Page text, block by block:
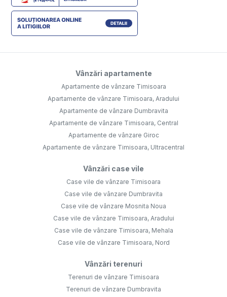
Vânzări apartamente
Apartamente de vânzare Timisoara
Apartamente de vânzare Timisoara, Aradului
Apartamente de vânzare Dumbravita
Apartamente de vânzare Timisoara, Central
Apartamente de vânzare Giroc
Apartamente de vânzare Timisoara, Ultracentral
Vânzări case vile
Case vile de vânzare Timisoara
Case vile de vânzare Dumbravita
Case vile de vânzare Mosnita Noua
Case vile de vânzare Timisoara, Aradului
Case vile de vânzare Timisoara, Mehala
Case vile de vânzare Timisoara, Nord
Vânzări terenuri
Terenuri de vânzare Timisoara
Terenuri de vânzare Dumbravita